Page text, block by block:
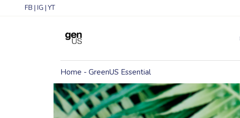
FB | IG |YT
Home GreenUS Essential